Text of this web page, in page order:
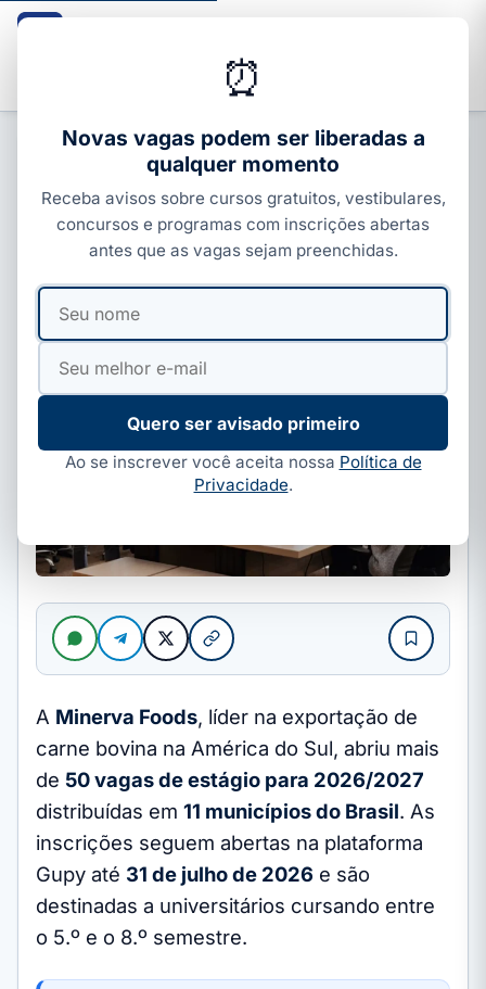
CARREIRA E MERCADO
Minerva Foods abre mais de 50
vagas de estágio 2026 em 11
cidades
PorIvan Alves
A Minerva Foods, líder na exportação de
carne bovina na América do Sul, abriu mais
de 50 vagas de estágio para 2026/2027
distribuídas em 11 municípios do Brasil. As
inscrições seguem abertas na plataforma
Gupy até 31 de julho de 2026 e são
destinadas a universitários cursando entre
o 5.º e o 8.º semestre.
⏰
Novas vagas podem ser liberadas a
qualquer momento
Receba avisos sobre cursos gratuitos, vestibulares,
concursos e programas com inscrições abertas
antes que as vagas sejam preenchidas.
Seu
nome
Seu
mail
Quero ser avisado primeiro
Ao se inscrever você aceita nossa Política de
Privacidade.